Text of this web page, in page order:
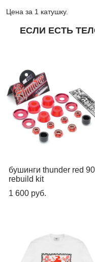
Цена за 1 катушку.
ЕСЛИ ЕСТЬ
бушинги thunder red
rebuild kit
1 600 pуб.